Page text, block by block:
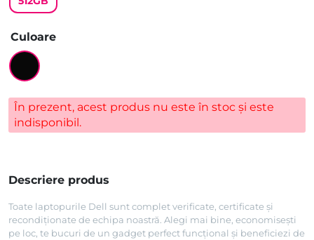
Culoare
În prezent, acest produs nu este în stoc și este
indisponibil.
Descriere produs
Toate laptopurile Dell sunt complet verificate, certificate și
recondiționate de echipa noastră. Alegi mai bine, economisești
pe loc, te bucuri de un gadget perfect funcțional și beneficiezi de